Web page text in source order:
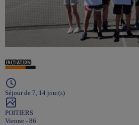
Séjour de 7, 14 jour(s)
POITIERS
Vienne - 86